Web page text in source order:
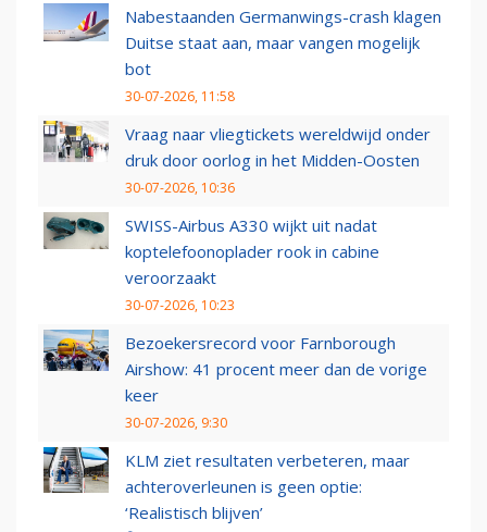
Nabestaanden Germanwings-crash klagen
Duitse staat aan, maar vangen mogelijk
bot
30-07-2026, 11:58
Vraag naar vliegtickets wereldwijd onder
druk door oorlog in het Midden-Oosten
30-07-2026, 10:36
SWISS-Airbus A330 wijkt uit nadat
koptelefoonoplader rook in cabine
veroorzaakt
30-07-2026, 10:23
Bezoekersrecord voor Farnborough
Airshow: 41 procent meer dan de vorige
keer
30-07-2026, 9:30
KLM ziet resultaten verbeteren, maar
achteroverleunen is geen optie:
‘Realistisch blijven’